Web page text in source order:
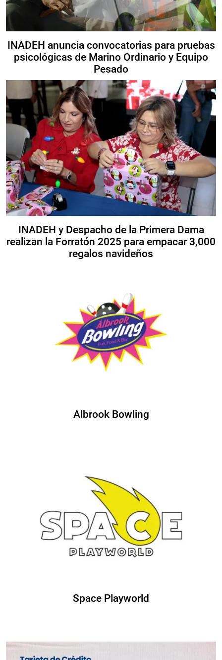
INADEH anuncia convocatorias para pruebas
psicológicas de Marino Ordinario y Equipo
Pesado
INADEH y Despacho de la Primera Dama
realizan la Forratón 2025 para empacar 3,000
regalos navideños
Albrook Bowling
Space Playworld